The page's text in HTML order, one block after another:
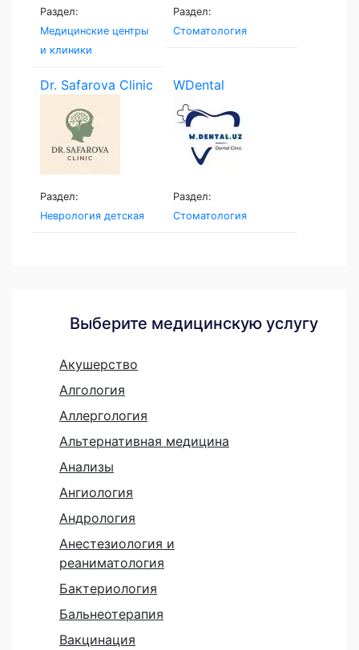
Раздел:
Медицинские центры
и клиники
Раздел:
Стоматология
Dr. Safarova Clinic
Раздел:
Неврология детская
WDental
Раздел:
Стоматология
Выберите медицинскую услугу
Акушерство
Алгология
Аллергология
Альтернативная медицина
Анализы
Ангиология
Андрология
Анестезиология и
реаниматология
Бактериология
Бальнеотерапия
Вакцинация